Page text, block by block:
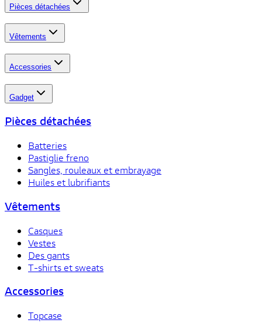
Pièces détachées
Vêtements
Accessories
Gadget
Pièces détachées
Batteries
Pastiglie freno
Sangles, rouleaux et embrayage
Huiles et lubrifiants
Vêtements
Casques
Vestes
Des gants
T-shirts et sweats
Accessories
Topcase